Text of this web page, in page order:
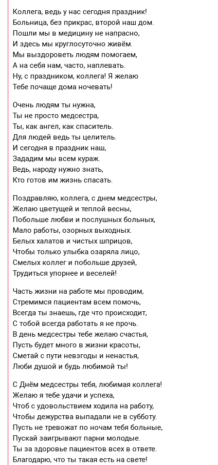
Коллега, ведь у нас сегодня праздник!
Больница, без прикрас, второй наш дом.
Пошли мы в медицину не напрасно,
И здесь мы круглосуточно живём.
Мы выздороветь людям помогаем,
А на себя нам, часто, наплевать.
Ну, с праздником, коллега! Я желаю
Тебе почаще дома ночевать!
Очень людям ты нужна,
Ты не просто медсестра,
Ты, как ангел, как спаситель.
Для людей ведь ты целитель.
И сегодня в праздник наш,
Зададим мы всем кураж.
Ведь, народу нужно знать,
Кто готов им жизнь спасать.
Поздравляю, коллега, с днем медсестры,
Желаю цветущей и теплой весны,
Побольше любви и послушных больных,
Мало работы, озорных выходных.
Белых халатов и чистых шприцов,
Чтобы только улыбка озаряла лицо,
Смелых коллег и побольше друзей,
Трудиться упорнее и веселей!
Часть жизни на работе мы проводим,
Стремимся пациентам всем помочь,
Всегда ты знаешь, где что происходит,
С тобой всегда работать я не прочь.
В день медсестры тебе желаю счастья,
Пусть будет много в жизни красоты,
Сметай с пути невзгоды и ненастья,
Люби душой и будь любимой ты!
С Днём медсестры тебя, любимая коллега!
Желаю я тебе удачи и успеха,
Чтоб с удовольствием ходила на работу,
Чтобы дежурства выпадали не в субботу.
Пусть не тревожат по ночам тебя больные,
Пускай заигрывают парни молодые.
Ты за здоровье пациентов всех в ответе.
Благодарю, что ты такая есть на свете!